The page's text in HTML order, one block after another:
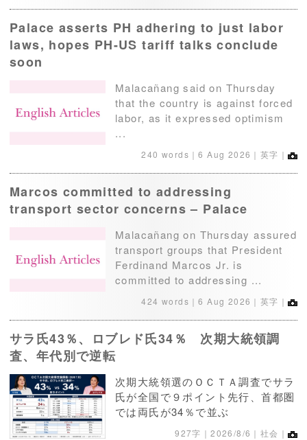
Palace asserts PH adhering to just labor
laws, hopes PH-US tariff talks conclude
soon
Malacañang said on Thursday
that the country is against forced
labor, as it expressed optimism
...
240 words｜6 Aug 2026 ｜英字｜
Marcos committed to addressing
transport sector concerns – Palace
Malacañang on Thursday assured
transport groups that President
Ferdinand Marcos Jr. is
committed to addressing ...
424 words｜6 Aug 2026 ｜英字｜
サラ氏43％、ロブレド氏34％ 次期大統領調
査、年代別で逆転
次期大統領選のＯＣＴＡ調査でサラ
氏が全国で９ポイント先行、首都圏
では両氏が34％で並ぶ
927字｜2026/8/6 ｜社会｜